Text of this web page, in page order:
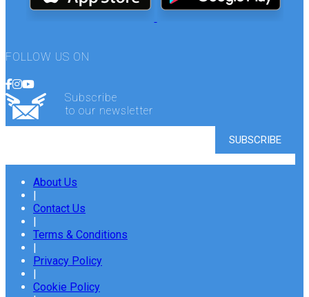
FOLLOW US ON
Subscribe
to our newsletter
About Us
|
Contact Us
|
Terms & Conditions
|
Privacy Policy
|
Cookie Policy